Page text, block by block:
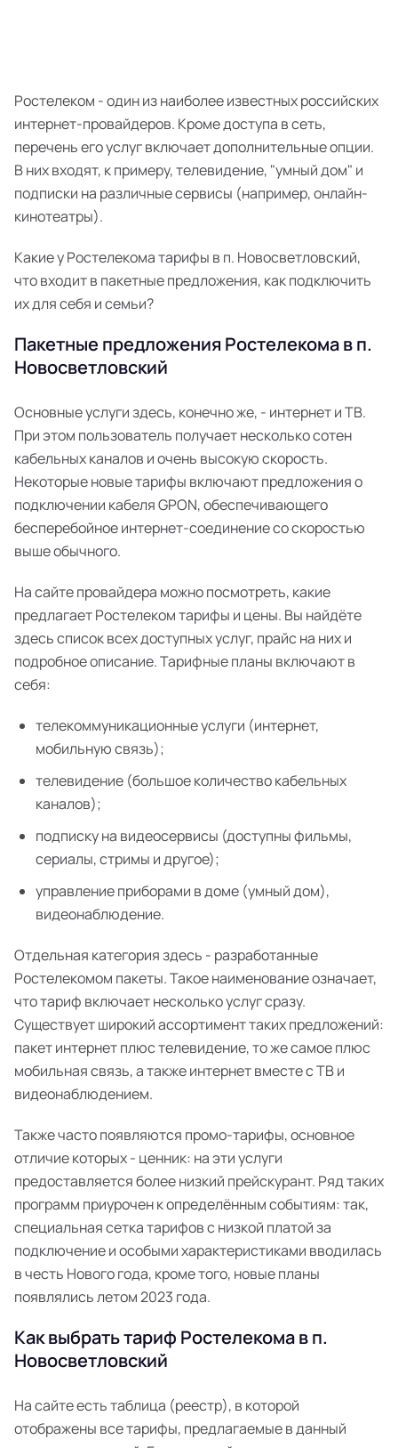
Ростелеком - один из наиболее известных российских
интернет-провайдеров. Кроме доступа в сеть,
перечень его услуг включает дополнительные опции.
В них входят, к примеру, телевидение, "умный дом" и
подписки на различные сервисы (например, онлайн-
кинотеатры).
Какие у Ростелекома тарифы в п. Новосветловский,
что входит в пакетные предложения, как подключить
их для себя и семьи?
Пакетные предложения Ростелекома в п.
Новосветловский
Основные услуги здесь, конечно же, - интернет и ТВ.
При этом пользователь получает несколько сотен
кабельных каналов и очень высокую скорость.
Некоторые новые тарифы включают предложения о
подключении кабеля GPON, обеспечивающего
бесперебойное интернет-соединение со скоростью
выше обычного.
На сайте провайдера можно посмотреть, какие
предлагает Ростелеком тарифы и цены. Вы найдёте
здесь список всех доступных услуг, прайс на них и
подробное описание. Тарифные планы включают в
себя:
телекоммуникационные услуги (интернет,
мобильную связь);
телевидение (большое количество кабельных
каналов);
подписку на видеосервисы (доступны фильмы,
сериалы, стримы и другое);
управление приборами в доме (умный дом),
видеонаблюдение.
Отдельная категория здесь - разработанные
Ростелекомом пакеты. Такое наименование означает,
что тариф включает несколько услуг сразу.
Существует широкий ассортимент таких предложений:
пакет интернет плюс телевидение, то же самое плюс
мобильная связь, а также интернет вместе с ТВ и
видеонаблюдением.
Также часто появляются промо-тарифы, основное
отличие которых - ценник: на эти услуги
предоставляется более низкий прейскурант. Ряд таких
программ приурочен к определённым событиям: так,
специальная сетка тарифов с низкой платой за
подключение и особыми характеристиками вводилась
в честь Нового года, кроме того, новые планы
появлялись летом 2023 года.
Как выбрать тариф Ростелекома в п.
Новосветловский
На сайте есть таблица (реестр), в которой
отображены все тарифы, предлагаемые в данный